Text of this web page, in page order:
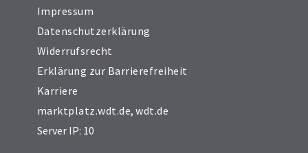
Impressum
Datenschutzerklärung
Widerrufsrecht
Erklärung zur Barrierefreiheit
Karriere
marktplatz.wdt.de,wdt.de
Server IP: 10